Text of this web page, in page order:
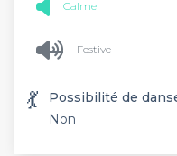
Calme
Festive
💃
Possibilité de
Non